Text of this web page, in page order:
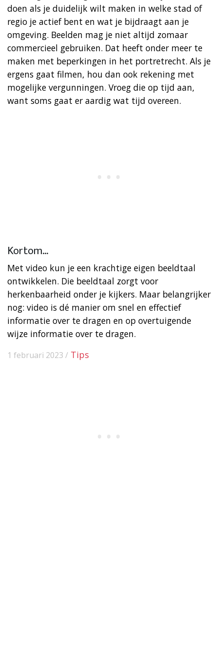
doen als je duidelijk wilt maken in welke stad of
regio je actief bent en wat je bijdraagt aan je
omgeving. Beelden mag je niet altijd zomaar
commercieel gebruiken. Dat heeft onder meer te
maken met beperkingen in het portretrecht. Als je
ergens gaat filmen, hou dan ook rekening met
mogelijke vergunningen. Vroeg die op tijd aan,
want soms gaat er aardig wat tijd overeen.
Kortom…
Met video kun je een krachtige eigen beeldtaal
ontwikkelen. Die beeldtaal zorgt voor
herkenbaarheid onder je kijkers. Maar belangrijker
nog: video is dé manier om snel en effectief
informatie over te dragen en op overtuigende
wijze informatie over te dragen.
1 februari 2023 / Tips